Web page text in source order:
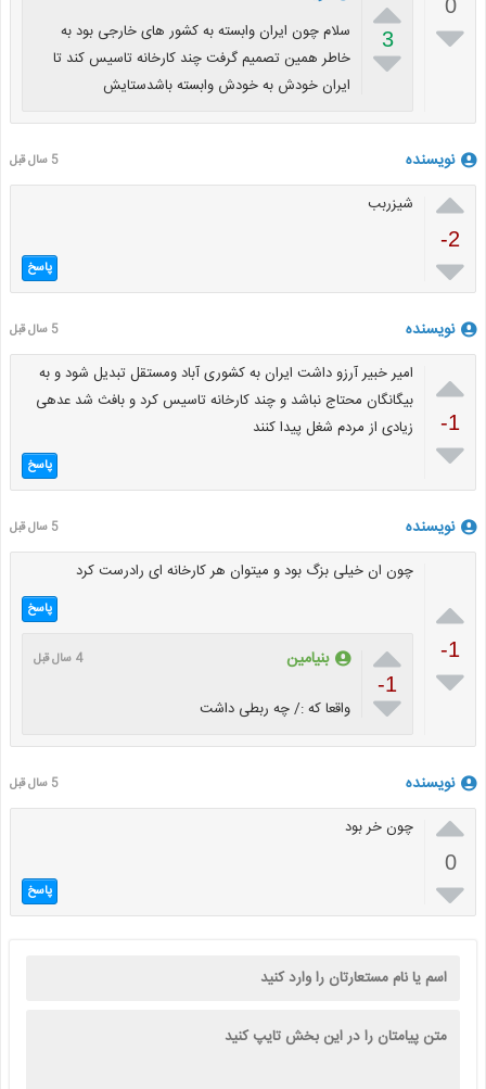
0


3

سلام چون ایران وابسته به کشور های خارجی بود به
خاطر همین تصمیم گرفت چند کارخانه تاسیس کند تا
ایران خودش به خودش وابسته باشدستایش
نویسنده 5 سال قبل

-2

شیزربب
پاسخ
نویسنده 5 سال قبل

-1

امیر خبیر آرزو داشت ایران به کشوری آباد ومستقل تبدیل شود و به
بیگانگان محتاج نباشد و چند کارخانه تاسیس کرد و بافث شد عدهی
زیادی از مردم شغل پیدا کنند
پاسخ
نویسنده 5 سال قبل

-1

چون ان خیلی بزگ بود و میتوان هر کارخانه ای رادرست کرد
پاسخ

-1

بنیامین 4 سال قبل
واقعا که :/ چه ربطی داشت
نویسنده 5 سال قبل

0

چون خر بود
پاسخ